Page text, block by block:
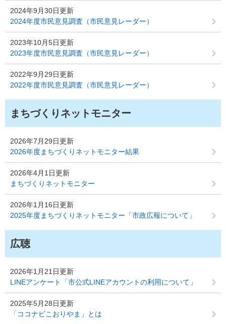
2024年9月30日更新
2024年度市民意見調査（市民意見レーダー）
2023年10月5日更新
2023年度市民意見調査（市民意見レーダー）
2022年9月29日更新
2022年度市民意見調査（市民意見レーダー）
まちづくりネットモニター
2026年7月29日更新
2026年度まちづくりネットモニター結果
2026年4月1日更新
まちづくりネットモニター
2026年1月16日更新
2025年度まちづくりネットモニター「市政広報について」
広聴
2026年1月21日更新
LINEアンケート「市公式LINEアカウントの利用について」
2025年5月28日更新
「ココナビこおりやま」とは